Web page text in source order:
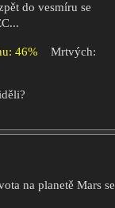
do vesmíru se
46%
Mrtvých:
na planetě Mars se